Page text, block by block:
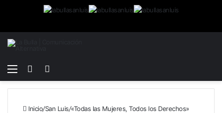
Menú
Buscar
por skin
Inicio/San Luis/«Todas las Mujeres, Todos los Derechos»